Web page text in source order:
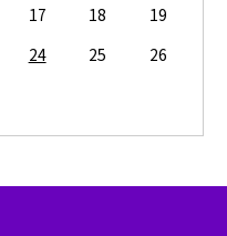
17 18
19
24 25
26